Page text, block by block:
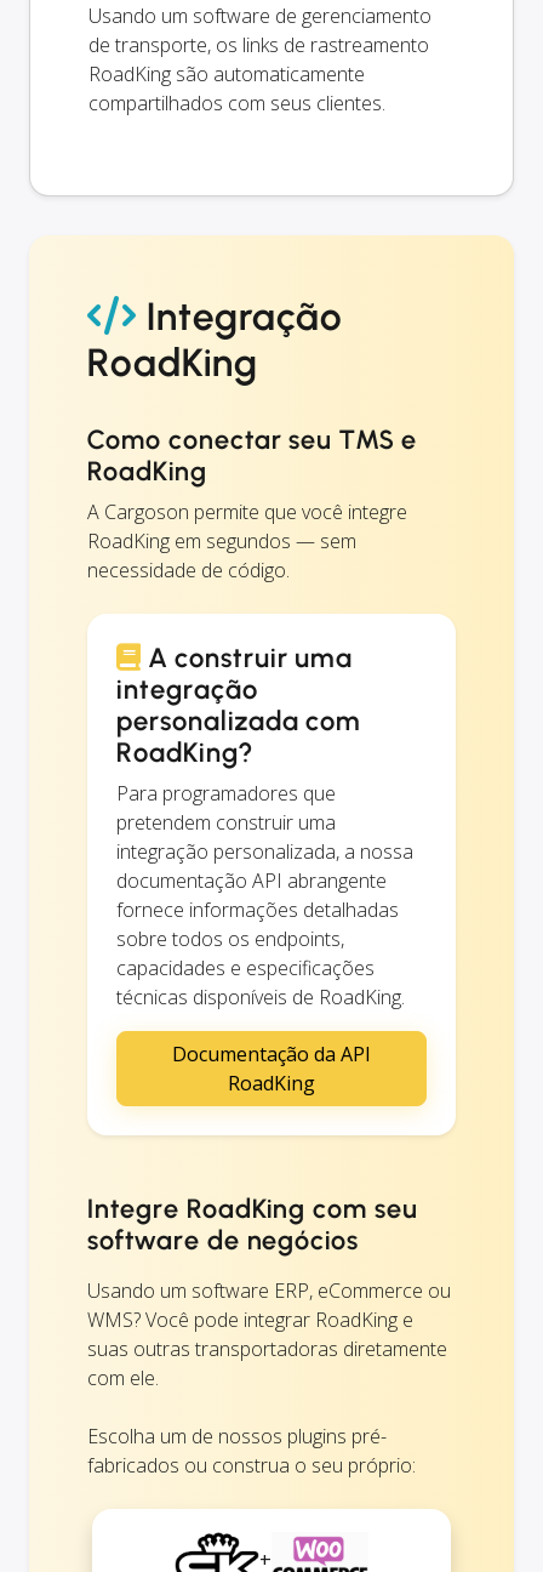
Usando um software de gerenciamento
de transporte, os links de rastreamento
RoadKing são automaticamente
compartilhados com seus clientes.
Integração
RoadKing
Como conectar seu TMS e
RoadKing
A Cargoson permite que você integre
RoadKing em segundos — sem
necessidade de código.
A construir uma
integração
personalizada com
RoadKing?
Para programadores que
pretendem construir uma
integração personalizada, a nossa
documentação API abrangente
fornece informações detalhadas
sobre todos os endpoints,
capacidades e especificações
técnicas disponíveis de RoadKing.
Documentação da API
RoadKing
Integre RoadKing com seu
software de negócios
Usando um software ERP, eCommerce ou
WMS? Você pode integrar RoadKing e
suas outras transportadoras diretamente
com ele.
Escolha um de nossos plugins pré-
fabricados ou construa o seu próprio:
+